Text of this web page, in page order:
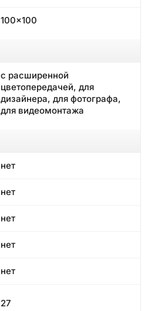
100x100
с расширенной
цветопередачей, для
дизайнера, для фотографа,
для видеомонтажа
нет
нет
нет
нет
нет
27